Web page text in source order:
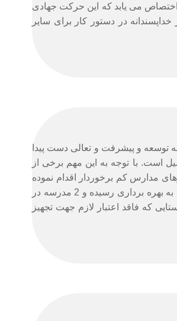
اختصاص می یابد که این حرکت جهادی
در دستور کار برای سایر
توسعه و پیشرفت و تعالی دست پیدا
است. با توجه به این مهم برخی از
مدارس کم برخوردار اقدام نموده
که در این رابطه ساخت 3 مدرسه در شهرستانهای جوانرود، سنقر و کلیایی و هرسین در دستور کار دارد که مدرسه مله آوره در شهرستان جوانرود در سال 1400 به بهره برداری رسیده و 2 مدرسه در
فاقد اعتبار لازم جهت تجهیز